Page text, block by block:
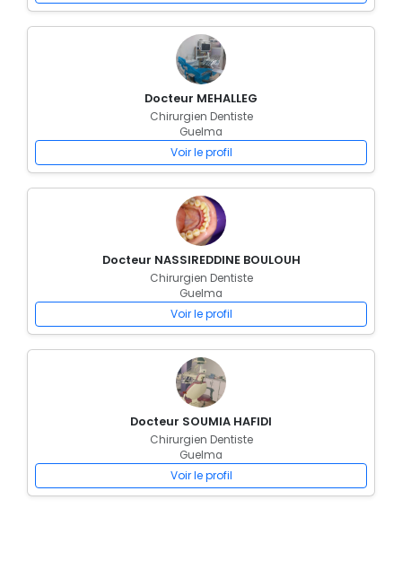
Docteur MEHALLEG
Chirurgien Dentiste
Guelma
Voir le profil
Docteur NASSIREDDINE BOULOUH
Chirurgien Dentiste
Guelma
Voir le profil
Docteur SOUMIA HAFIDI
Chirurgien Dentiste
Guelma
Voir le profil